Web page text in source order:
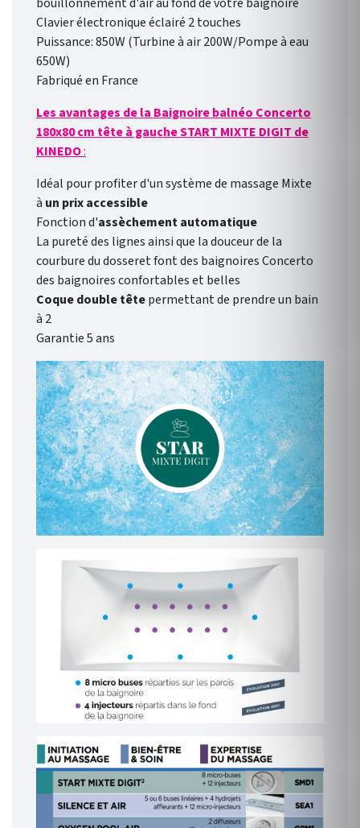
Clavier électronique éclairé 2 touches
Puissance: 850W (Turbine à air 200W/Pompe à eau
650W)
Fabriqué en France
Les avantages de la Baignoire balnéo Concerto
180x80 cm tête à gauche START MIXTE DIGIT de
KINEDO:
Idéal pour profiter d'un système de massage Mixte
à un prix accessible
Fonction d'assèchement automatique
La pureté des lignes ainsi que la douceur de la
courbure du dosseret font des baignoires Concerto
des baignoires confortables et belles
Coque double têtepermettant de prendre un bain
à 2
Garantie 5 ans